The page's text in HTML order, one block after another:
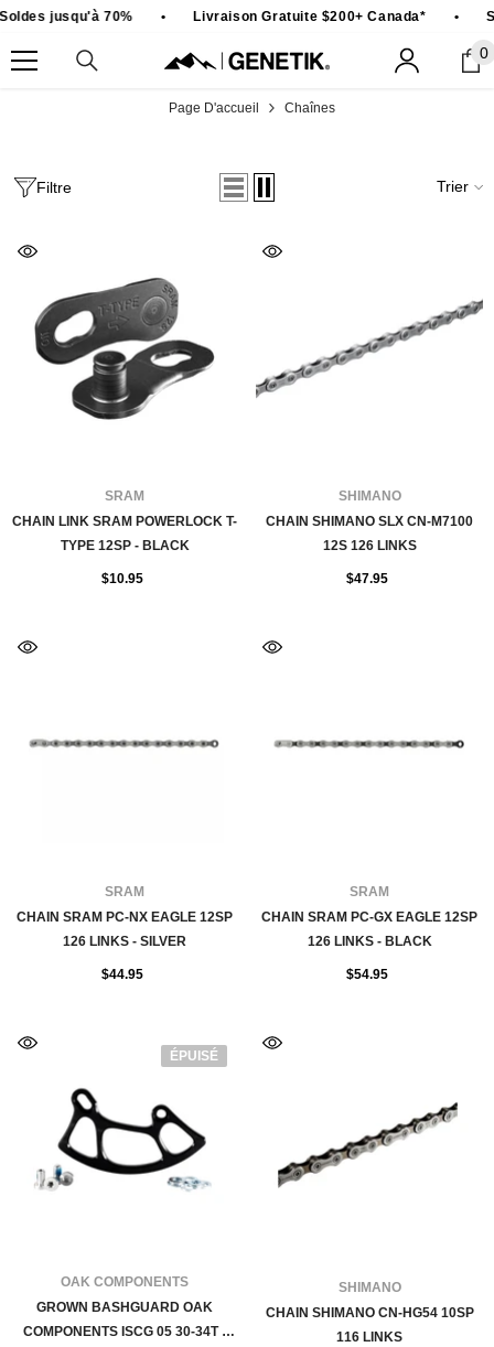
PASSER AU CONTENU
jusqu'à 70% Livraison Gratuite $200+ Canada*
0
0
Page D'accueil Chaînes
Filtre Trier
FOURNISSEUR:SRAM
CHAIN LINK SRAM POWERLOCK T-
TYPE 12SP - BLACK
$10.95
FOURNISSEUR:SHIMANO
CHAIN SHIMANO SLX CN-M7100
12S 126 LINKS
$47.95
FOURNISSEUR:SRAM
CHAIN SRAM PC-NX EAGLE 12SP
126 LINKS - SILVER
$44.95
FOURNISSEUR:SRAM
CHAIN SRAM PC-GX EAGLE 12SP
126 LINKS - BLACK
$54.95
ÉPUISÉ
FOURNISSEUR:
OAK COMPONENTS
GROWN BASHGUARD OAK
COMPONENTS ISCG 05 30-34T -
FOURNISSEUR:SHIMANO
CHAIN SHIMANO CN-HG54 10SP
116 LINKS